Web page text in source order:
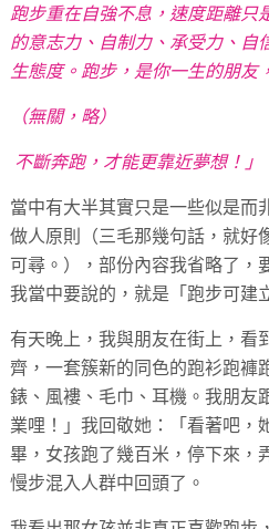
跑步重在自強不息，速度距離只
的意志力、自制力、承受力、自
生態度。跑步，是你一生的朋友
（無關，略）
不斷奔跑，才能更靠近夢想！」
當中有大半其實只是一些似是而
做人原則（三毛那幾句話，就好
可尋。），部份內容我省略了，
我當中要說的，就是「跑步可建
有天晚上，我與朋友在街上，看
齊，一套簇新的同色的跑衫跑褲
錶、風褸、毛巾、耳機。我朋友
業哩！」我回敬她：「看著吧，
畢，女孩跑了幾百米，停下來，
慢步混入人群中回頭了。